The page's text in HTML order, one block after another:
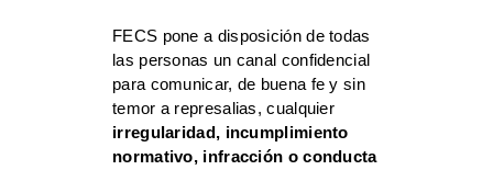
FECS pone a disposición de todas
las personas un canal confidencial
para comunicar, de buena fe y sin
temor a represalias, cualquier
irregularidad, incumplimiento
normativo, infracción o conducta